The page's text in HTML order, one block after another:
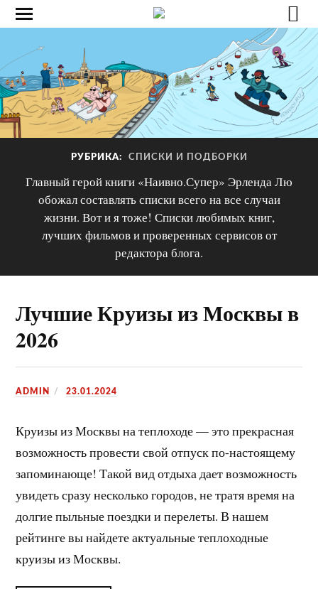
РУБРИКА: СПИСКИ И ПОДБОРКИ
Главный герой книги «Наивно.Супер» Эрленда Лю
обожал составлять списки всего на все случаи
жизни. Вот и я тоже! Списки любимых книг,
лучших фильмов и проверенных сервисов от
редактора блога.
Лучшие Круизы из Москвы в
2026
ADMIN 23.01.2024
Круизы из Москвы на теплоходе — это прекрасная
возможность провести свой отпуск по-настоящему
запоминающе! Такой вид отдыха дает возможность
увидеть сразу несколько городов, не тратя время на
долгие пыльные поездки и перелеты. В нашем
рейтинге вы найдете актуальные теплоходные
круизы из Москвы.